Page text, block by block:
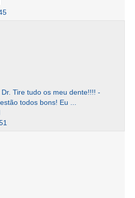
Tire tudo os meu dente!!!! -
todos bons! Eu ...